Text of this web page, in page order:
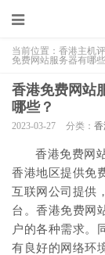
当前位置： 香港主机
免费网站服务器有哪
香港免费网站
哪些？
2023-03-27 分类： 香
香港免费网
香港地区提供免
互联网公司提供
台。香港免费网
户的各种需求。
有良好的网络环